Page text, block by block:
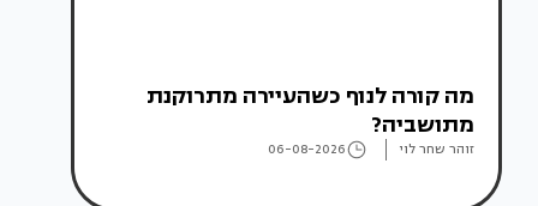
מה קורה לנוף כשהעיירה מתרוקנת
מתושביה?
זוהר שחר לוי 06-08-2026